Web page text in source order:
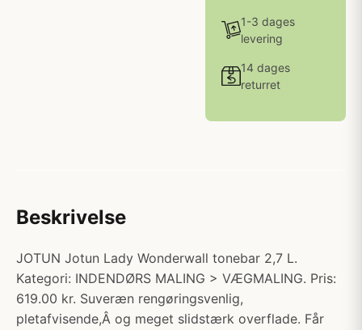
1-3 dages
levering
14 dages
returret
Beskrivelse
JOTUN Jotun Lady Wonderwall tonebar 2,7 L.
Kategori: INDENDØRS MALING > VÆGMALING. Pris:
619.00 kr. Suveræn rengøringsvenlig,
pletafvisende,Â og meget slidstærk overflade. Får